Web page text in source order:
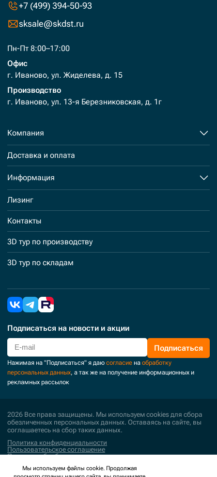
+7 (499) 394-50-93
sksale@skdst.ru
Пн-Пт 8:00–17:00
Офис
г. Иваново, ул. Жиделева, д. 15
Производство
г. Иваново, ул. 13-я Березниковская, д. 1г
Компания
Доставка и оплата
Информация
Лизинг
Контакты
3D тур по производству
3D тур по складам
Подписаться на новости и акции
Подписаться
Нажимая на "Подписаться" я даю согласие на обработку
персональных данных, а так же на получение информационных и
рекламных рассылок
2026 Все права защищены. Мы используем cookies для сбора
обезличенных персональных данных. Оставаясь на сайте, вы
соглашаетесь на сбор таких данных.
Политика конфиденциальности
Пользовательское соглашение
Политика обработки персональных данных
Мы используем файлы cookie. Продолжая